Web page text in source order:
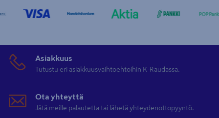
Asiakkuus
Tutustu eri asiakkuusvaihtoehtoihin K-Raudassa.
Ota yhteyttä
Jätä meille palautetta tai lähetä yhteydenottopyyntö.